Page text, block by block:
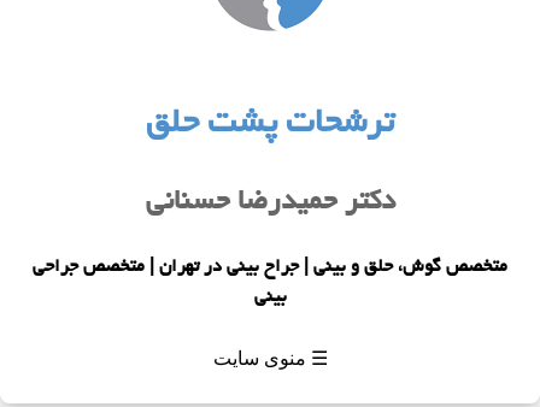
ترشحات پشت حلق
دکتر حمیدرضا حسنانی
متخصص گوش، حلق و بینی | جراح بینی در تهران | متخصص جراحی
بینی
☰ منوی سایت